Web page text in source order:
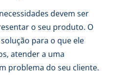
devem ser
o seu produto. O
para o que ele
atender a uma
problema do seu cliente.